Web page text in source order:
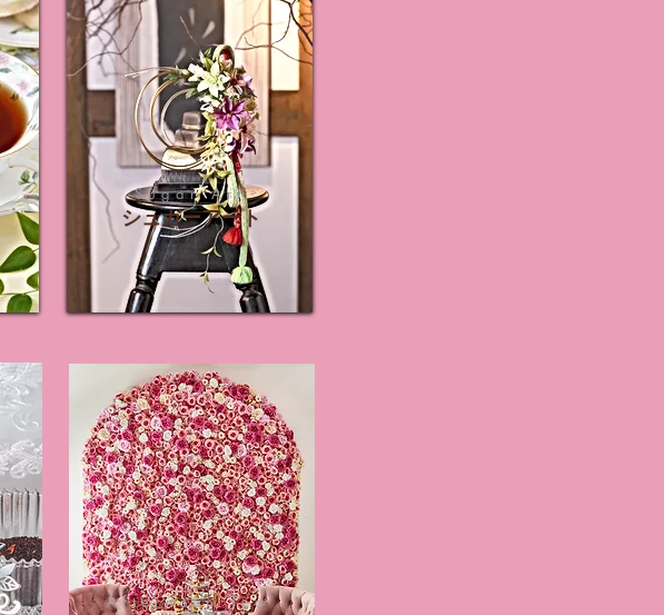
Sugar Art
シュガーアート
Afternoon Tea